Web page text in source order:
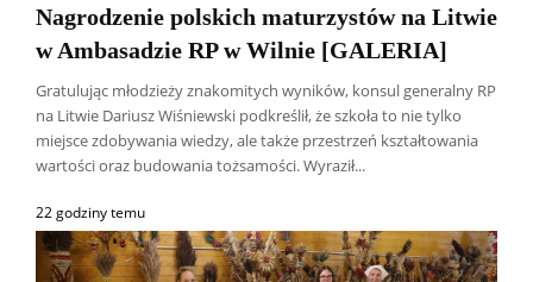
Nagrodzenie polskich maturzystów na Litwie
w Ambasadzie RP w Wilnie [GALERIA]
Gratulując młodzieży znakomitych wyników, konsul generalny RP
na Litwie Dariusz Wiśniewski podkreślił, że szkoła to nie tylko
miejsce zdobywania wiedzy, ale także przestrzeń kształtowania
wartości oraz budowania tożsamości. Wyraził...
22 godziny temu